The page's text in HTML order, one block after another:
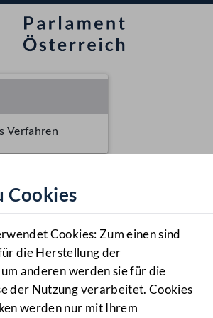
öffnen
Cookies
Cookies: Zum einen sind
die Herstellung der
anderen werden sie für die
der Nutzung verarbeitet. Cookies
werden nur mit Ihrem
Verfahren